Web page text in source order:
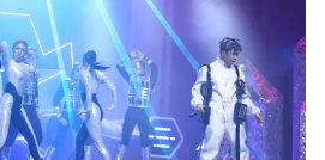
English